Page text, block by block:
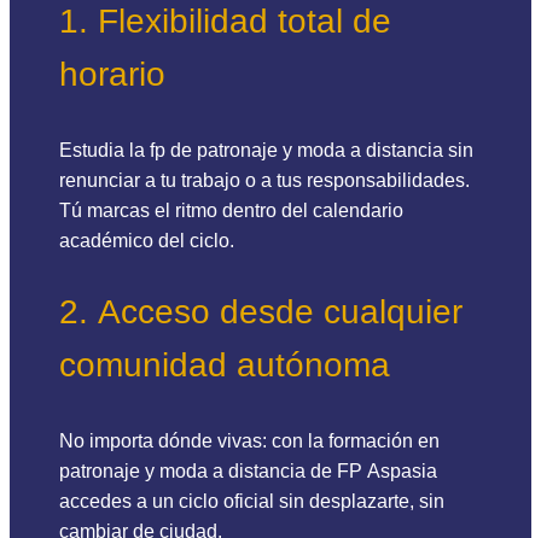
1. Flexibilidad total de
horario
Estudia la fp de patronaje y moda a distancia sin
renunciar a tu trabajo o a tus responsabilidades.
Tú marcas el ritmo dentro del calendario
académico del ciclo.
2. Acceso desde cualquier
comunidad autónoma
No importa dónde vivas: con la formación en
patronaje y moda a distancia de FP Aspasia
accedes a un ciclo oficial sin desplazarte, sin
cambiar de ciudad.